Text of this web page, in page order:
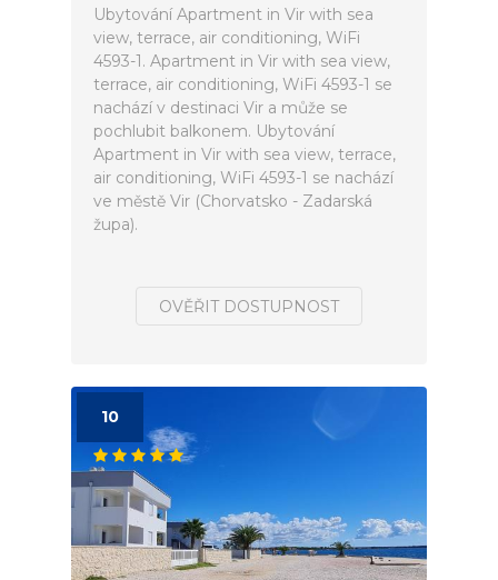
Ubytování Apartment in Vir with sea
view, terrace, air conditioning, WiFi
4593-1. Apartment in Vir with sea view,
terrace, air conditioning, WiFi 4593-1 se
nachází v destinaci Vir a může se
pochlubit balkonem. Ubytování
Apartment in Vir with sea view, terrace,
air conditioning, WiFi 4593-1 se nachází
ve městě Vir (Chorvatsko - Zadarská
župa).
OVĚŘIT DOSTUPNOST
10